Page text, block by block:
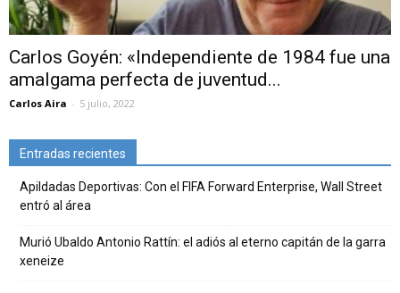
Carlos Goyén: «Independiente de 1984 fue una
amalgama perfecta de juventud...
Carlos Aira - 5 julio, 2022
Entradas recientes
Apildadas Deportivas: Con el FIFA Forward Enterprise, Wall Street
entró al área
Murió Ubaldo Antonio Rattín: el adiós al eterno capitán de la garra
xeneize